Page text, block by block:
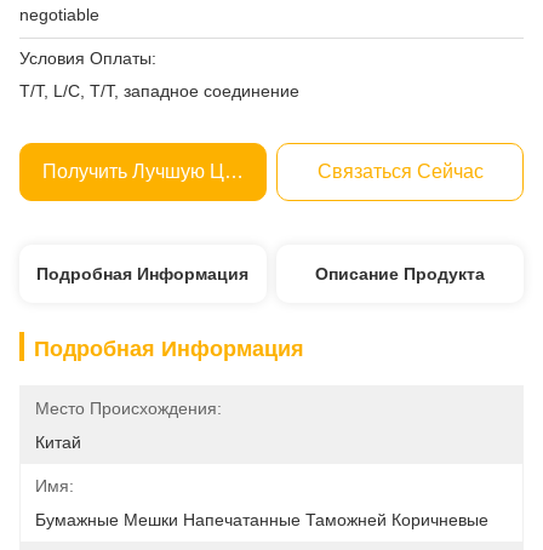
negotiable
Условия Оплаты:
T/T, L/C, T/T, западное соединение
Получить Лучшую Цену Связаться Сейчас
Подробная Информация Описание Продукта
Подробная Информация
Место Происхождения:
Китай
Имя:
Бумажные Мешки Напечатанные Таможней Коричневые